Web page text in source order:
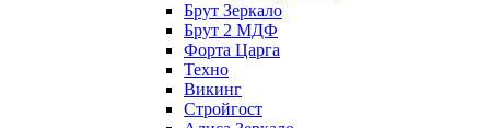
Брут Зеркало
Брут 2 МДФ
Форта Царга
Техно
Викинг
Стройгост